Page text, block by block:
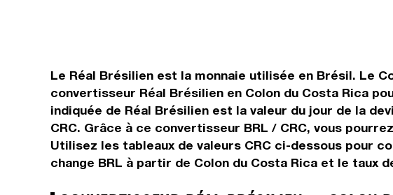
Le Réal Brésilien est la monnaie utilisée en Brésil. Le
convertisseur Réal Brésilien en Colon du Costa Rica
indiquée de Réal Brésilien est la valeur du jour de la
CRC. Grâce à ce convertisseur BRL / CRC, vous
Utilisez les tableaux de valeurs CRC ci-dessous pour
change BRL à partir de Colon du Costa Rica et le taux